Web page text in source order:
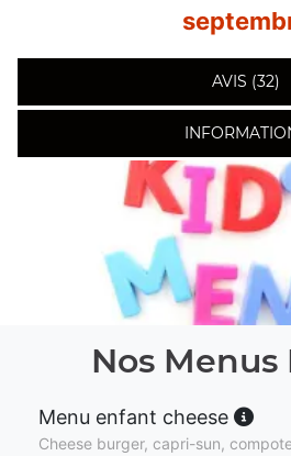
AVIS (32)
Nos
Menu enfant cheese
Cheese burger, capri-sun,